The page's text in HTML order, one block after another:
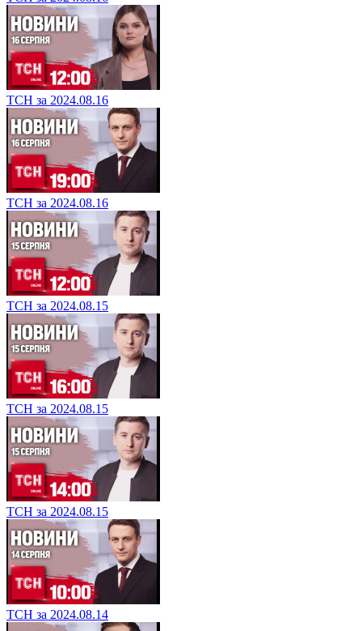
ТСН за 2024.08.16
ТСН за 2024.08.16
ТСН за 2024.08.15
ТСН за 2024.08.15
ТСН за 2024.08.15
ТСН за 2024.08.14